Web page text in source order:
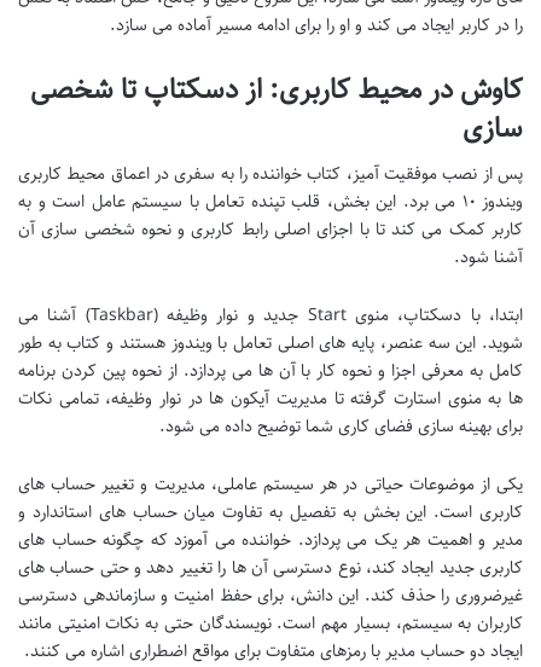
را در کاربر ایجاد می کند و او را برای ادامه مسیر آماده می سازد.
کاوش در محیط کاربری: از دسکتاپ تا شخصی
سازی
پس از نصب موفقیت آمیز، کتاب خواننده را به سفری در اعماق محیط کاربری
ویندوز ۱۰ می برد. این بخش، قلب تپنده تعامل با سیستم عامل است و به
کاربر کمک می کند تا با اجزای اصلی رابط کاربری و نحوه شخصی سازی آن
آشنا شود.
ابتدا، با دسکتاپ، منوی Start جدید و نوار وظیفه (Taskbar) آشنا می
شوید. این سه عنصر، پایه های اصلی تعامل با ویندوز هستند و کتاب به طور
کامل به معرفی اجزا و نحوه کار با آن ها می پردازد. از نحوه پین کردن برنامه
ها به منوی استارت گرفته تا مدیریت آیکون ها در نوار وظیفه، تمامی نکات
برای بهینه سازی فضای کاری شما توضیح داده می شود.
یکی از موضوعات حیاتی در هر سیستم عاملی، مدیریت و تغییر حساب های
کاربری است. این بخش به تفصیل به تفاوت میان حساب های استاندارد و
مدیر و اهمیت هر یک می پردازد. خواننده می آموزد که چگونه حساب های
کاربری جدید ایجاد کند، نوع دسترسی آن ها را تغییر دهد و حتی حساب های
غیرضروری را حذف کند. این دانش، برای حفظ امنیت و سازماندهی دسترسی
کاربران به سیستم، بسیار مهم است. نویسندگان حتی به نکات امنیتی مانند
ایجاد دو حساب مدیر با رمزهای متفاوت برای مواقع اضطراری اشاره می کنند.